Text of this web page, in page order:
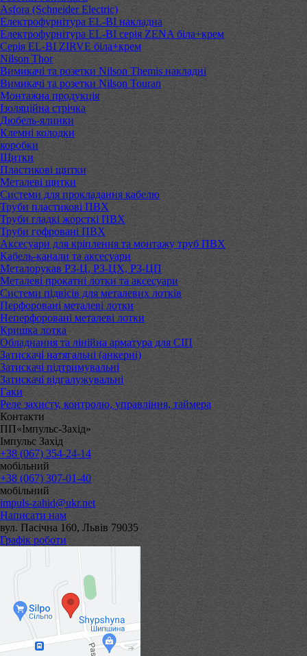
Asfora (Schneider Electric)
Електрофурнітура EL-BI накладна
Електрофурнітура EL-BI серія ZENA біла+крем
Серія EL-BI ZIRVE біла+крем
Nilson Thor
Вимикачі та розетки Nilson Themis накладні
Вимикачі та розетки Nilson Touran
Монтажна продукція
Ізоляційна стрічка
Дюбель-ялинки
Клемні колодки
коробки
Щитки
Пластикові щитки
Металеві щитки
Системи для прокладання кабелю
Труби пластикові ПВХ
Труби гладкі жорсткі ПВХ
Труби гофровані ПВХ
Аксесуари для кріплення та монтажу труб ПВХ
Кабель-канали та аксесуари
Металорукав РЗ-Ц, РЗ-ЦХ, РЗ-ЦП
Металеві прокатні лотки та аксесуари
Системи підвісів для металевих лотків
Перфоровані металеві лотки
Неперфоровані металеві лотки
Кришка лотка
Обладнання та лінійна арматура для СІП
Затискачі натягальні (анкерні)
Затискачі підтримувальні
Затискачі відгалужувальні
Гаки
Реле захисту, контролю, управління, таймера
Контакти
ПП«Імпульс-Захід»
Імпульс Захід
+38 (067) 354-24-14
мобільний
+38 (067) 307-01-40
мобільний
impuls-zahid@ukr.net
Написати нам
вул. Пасічна 160, Львів 79035
Графік роботи